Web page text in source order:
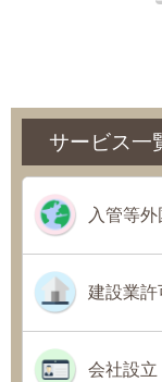
サービス一
入管等
建設業許
会社設立